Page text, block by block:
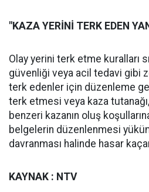
"KAZA YERİNİ TERK EDEN
Olay yerini terk etme kuralları
güvenliği veya acil tedavi gibi
terk edenler için düzenleme
terk etmesi veya kaza
benzeri kazanın oluş
belgelerin düzenlenmesi
davranması halinde hasar
KAYNAK : NTV